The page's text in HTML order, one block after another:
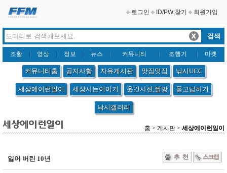
로그인 ID/PW 찾기 회원가입
조황 영상 정보 뉴스 커뮤니티 조행기 마켓
커뮤니티홈 공지사항 자유게시판 맛집멋집 낚시UCC
세상에이런일이 세상사는이야기 웃긴사진,짤방 묻고답하기
낚시갤러리
홈 > 게시판 > 세상에이런일이
잃어 버린 10년